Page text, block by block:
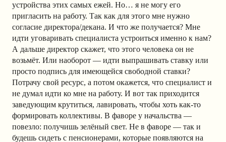
устройства этих самых ежей. Но… я не могу его
пригласить на работу. Так как для этого мне нужно
согласие директора/декана. И что же получается? Мне
идти уговаривать специалиста устроиться именно к нам?
А дальше директор скажет, что этого человека он не
возьмёт. Или наоборот — идти выпрашивать ставку или
просто подпись для имеющейся свободной ставки?
Потрачу свой ресурс, а потом окажется, что специалист и
не думал идти ко мне на работу. И вот так приходится
заведующим крутиться, лавировать, чтобы хоть как-то
формировать коллективы. В фаворе у начальства —
повезло: получишь зелёный свет. Не в фаворе — так и
будешь сидеть с пенсионерами, которые появляются на